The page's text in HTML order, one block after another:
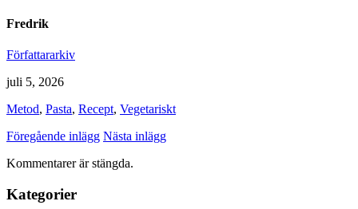
Fredrik
Författararkiv
juli 5, 2026
Metod, Pasta, Recept, Vegetariskt
Föregående inlägg Nästa inlägg
Kommentarer är stängda.
Kategorier